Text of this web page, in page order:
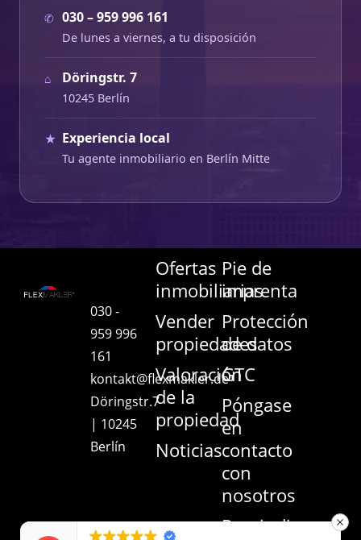
✆ 030 – 959 996 161
De lunes a viernes, a tu disposición
⌂ Döringstr. 7
10245 Berlín
★ Experiencia local
Tu agente inmobiliario en Berlín Mitte
030 -
959 996
161
kontakt@flexmakler.de
Döringstr.7
| 10245
Berlín
Ofertas
inmobiliarias
Vender
propiedades
Valoración
de la
propiedad
Noticias
Pie de
imprenta
Protección
de datos
GTC
Póngase
en
contacto
con
nosotros
Rescindir